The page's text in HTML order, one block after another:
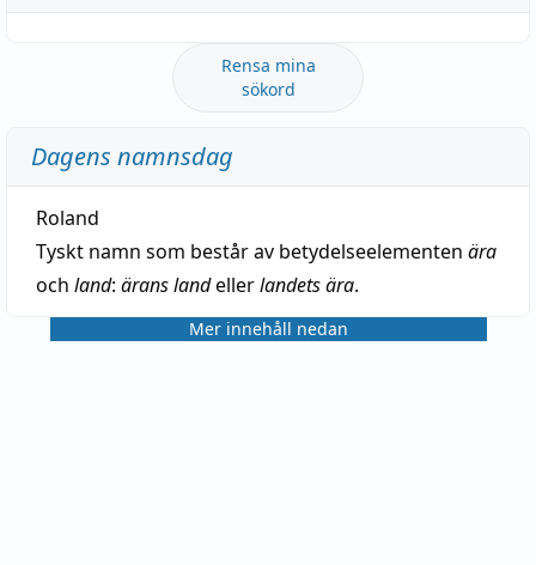
Rensa mina
sökord
Dagens namnsdag
Roland
Tyskt namn som består av betydelseelementen ära
och land: ärans landellerlandets ära.
Mer innehåll nedan